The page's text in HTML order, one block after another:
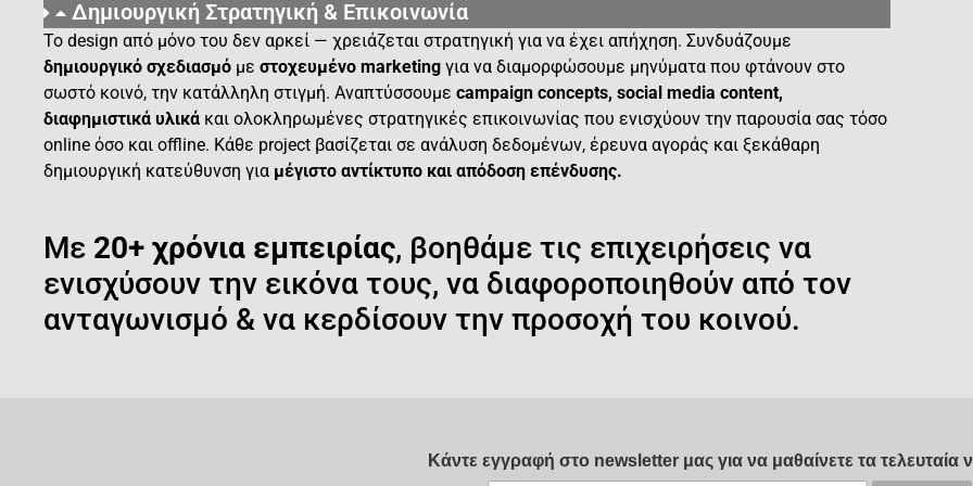
Δημιουργική Στρατηγική & Επικοινωνία
Το design από μόνο του δεν αρκεί — χρειάζεται στρατηγική για να έχει απήχηση. Συνδυάζουμε
δημιουργικό σχεδιασμό με στοχευμένο marketing για να διαμορφώσουμε μηνύματα που φτάνουν στο
σωστό κοινό, την κατάλληλη στιγμή. Αναπτύσσουμε campaign concepts, social media content,
διαφημιστικά υλικά και ολοκληρωμένες στρατηγικές επικοινωνίας που ενισχύουν την παρουσία σας τόσο
online όσο και offline. Κάθε project βασίζεται σε ανάλυση δεδομένων, έρευνα αγοράς και ξεκάθαρη
δημιουργική κατεύθυνση για μέγιστο αντίκτυπο και απόδοση επένδυσης.
Με 20+ χρόνια εμπειρίας, βοηθάμε τις επιχειρήσεις να
ενισχύσουν την εικόνα τους, να διαφοροποιηθούν από τον
ανταγωνισμό & να κερδίσουν την προσοχή του κοινού.
Κάντε εγγραφή στο newsletter μας για να μαθαίνετε τα τελευταία